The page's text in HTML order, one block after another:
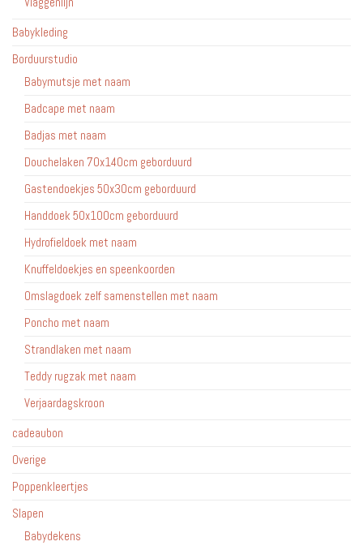
Babykleding
Borduurstudio
Babymutsje met naam
Badcape met naam
Badjas met naam
Douchelaken 70x140cm geborduurd
Gastendoekjes 50x30cm geborduurd
Handdoek 50x100cm geborduurd
Hydrofieldoek met naam
Knuffeldoekjes en speenkoorden
Omslagdoek zelf samenstellen met naam
Poncho met naam
Strandlaken met naam
Teddy rugzak met naam
Verjaardagskroon
cadeaubon
Overige
Poppenkleertjes
Slapen
Babydekens